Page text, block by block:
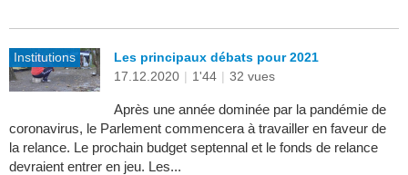
Institutions
Les principaux débats pour 2021
17.12.2020 | 1'44 | 32 vues
Après une année dominée par la pandémie de
coronavirus, le Parlement commencera à travailler en faveur de
la relance. Le prochain budget septennal et le fonds de relance
devraient entrer en jeu. Les...